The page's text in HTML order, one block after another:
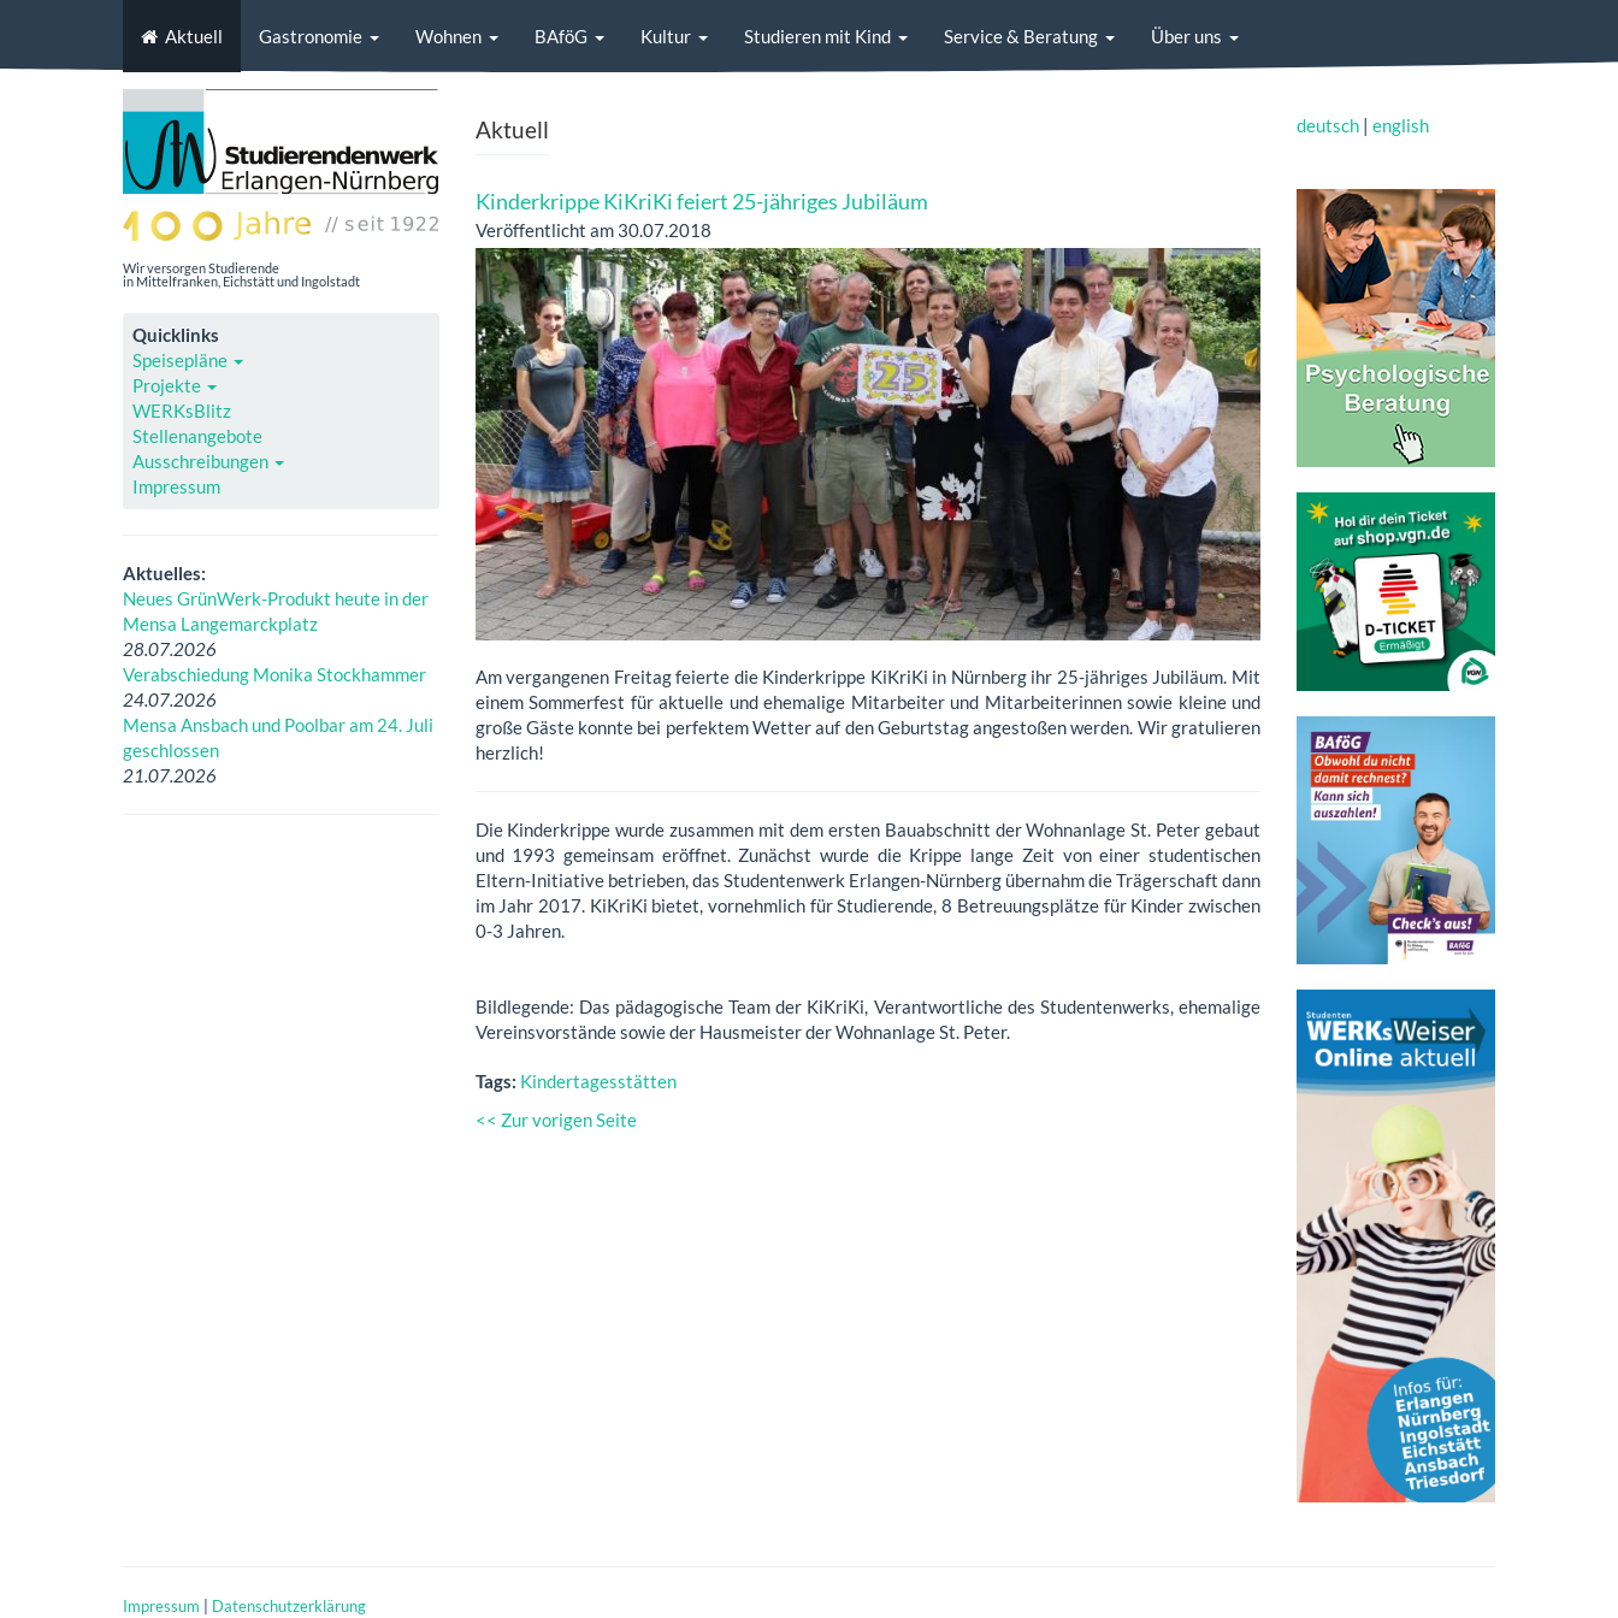
Aktuell Gastronomie Wohnen BAföG Kultur Studieren mit Kind Service & Beratung Über uns
Wir versorgen Studierende
in Mittelfranken, Eichstätt und Ingolstadt
Quicklinks
Speisepläne
Projekte
WERKsBlitz
Stellenangebote
Ausschreibungen
Impressum
Aktuelles:
Neues GrünWerk-Produkt heute in der
Mensa Langemarckplatz
28.07.2026
Verabschiedung Monika Stockhammer
24.07.2026
Mensa Ansbach und Poolbar am 24. Juli
geschlossen
21.07.2026
Aktuell
Kinderkrippe KiKriKi feiert 25-jähriges Jubiläum
Veröffentlicht am 30.07.2018
Am vergangenen Freitag feierte die Kinderkrippe KiKriKi in Nürnberg ihr 25-jähriges Jubiläum. Mit
einem Sommerfest für aktuelle und ehemalige Mitarbeiter und Mitarbeiterinnen sowie kleine und
große Gäste konnte bei perfektem Wetter auf den Geburtstag angestoßen werden. Wir gratulieren
herzlich!
Die Kinderkrippe wurde zusammen mit dem ersten Bauabschnitt der Wohnanlage St. Peter gebaut
und 1993 gemeinsam eröffnet. Zunächst wurde die Krippe lange Zeit von einer studentischen
Eltern-Initiative betrieben, das Studentenwerk Erlangen-Nürnberg übernahm die Trägerschaft dann
im Jahr 2017. KiKriKi bietet, vornehmlich für Studierende, 8 Betreuungsplätze für Kinder zwischen
0-3 Jahren.
Bildlegende: Das pädagogische Team der KiKriKi, Verantwortliche des Studentenwerks, ehemalige
Vereinsvorstände sowie der Hausmeister der Wohnanlage St. Peter.
Tags: Kindertagesstätten
<< Zur vorigen Seite
deutsch | english
Impressum Datenschutzerklärung